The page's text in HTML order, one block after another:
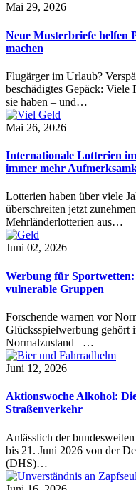
Mai 29, 2026
Neue Musterbriefe helfen
machen
Flugärger im Urlaub?
beschädigtes Gepäck: Viele
sie haben – und…
Mai 26, 2026
Internationale Lotterien
immer mehr
Lotterien haben über viele
überschreiten jetzt
Mehrländerlotterien aus…
Juni 02, 2026
Werbung für
vulnerable Gruppen
Forschende warnen vor
Glücksspielwerbung gehört
Normalzustand –…
Juni 12, 2026
Aktionswoche Alkohol:
Straßenverkehr
Anlässlich der
bis 21. Juni 2026 von der
(DHS)…